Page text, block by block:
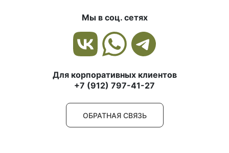
Мы в соц. сетях
Для корпоративных клиентов
+7 (912) 797-41-27
ОБРАТНАЯ СВЯЗЬ